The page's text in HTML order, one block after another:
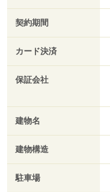
契約期間
カード決済
保証会社
建物名
建物構造
駐車場